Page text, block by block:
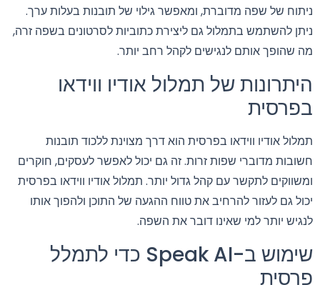
ניתוח של שפה מדוברת, ומאפשר גילוי של תובנות בעלות ערך.
ניתן להשתמש בתמלול גם ליצירת כתוביות לסרטונים בשפה זרה,
מה שהופך אותם לנגישים לקהל רחב יותר.
היתרונות של תמלול אודיו ווידאו
בפרסית
תמלול אודיו ווידאו בפרסית הוא דרך מצוינת ללכוד תובנות
חשובות מדוברי שפות זרות. זה גם יכול לאפשר לעסקים, חוקרים
ומשווקים לתקשר עם קהל גדול יותר. תמלול אודיו ווידאו בפרסית
יכול גם לעזור להרחיב את טווח ההגעה של התוכן ולהפוך אותו
לנגיש יותר למי שאינו דובר את השפה.
שימוש ב-Speak AI כדי לתמלל
פרסית